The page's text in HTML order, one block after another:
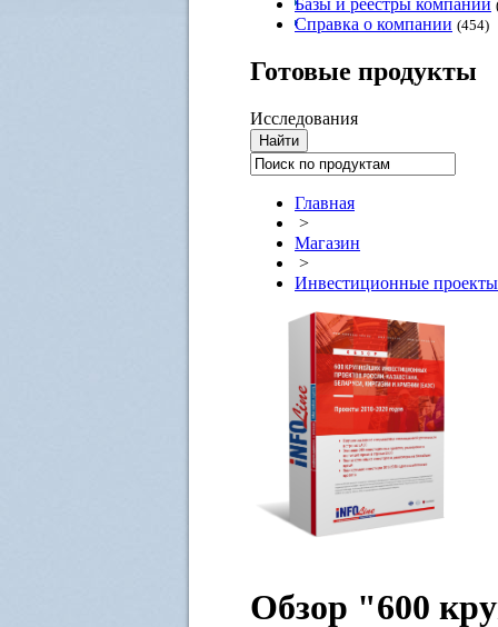
Базы и реестры компаний
Справка о компании (454)
Готовые продукты
Исследования
Главная
>
Магазин
>
Инвестиционные проекты
Обзор "600